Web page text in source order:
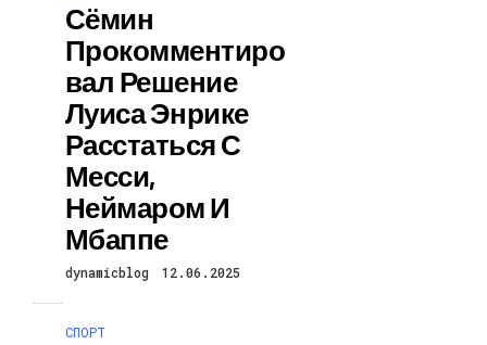
Сёмин
Прокомментиро
Вал Решение
Луиса Энрике
Расстаться С
Месси,
Неймаром И
Мбаппе
dynamicblog 12.06.2025
СПОРТ